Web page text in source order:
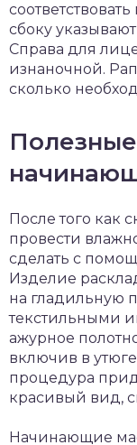
сбоку
Справа для
изнаночной.
сколько
После того как
провести
сделать с
Изделие
на гладильную
текстильными
ажурное
включив в
процедура
красивый вид,
Начинающие